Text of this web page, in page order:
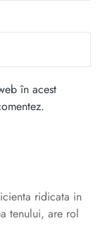
în acest
ridicata in
tenului, are rol